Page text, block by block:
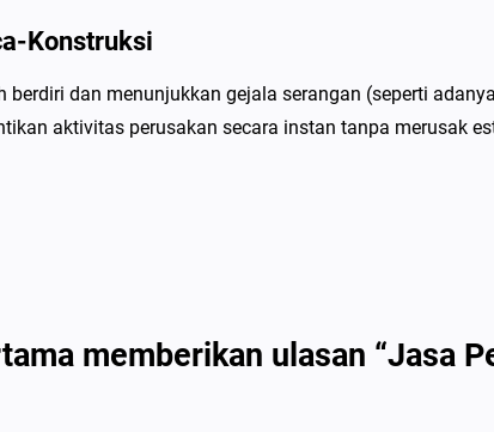
e
m
R
Konstruksi
berdiri dan menunjukkan gejala serangan (seperti
aktivitas perusakan secara instan tanpa merusak
memberikan ulasan “Jasa